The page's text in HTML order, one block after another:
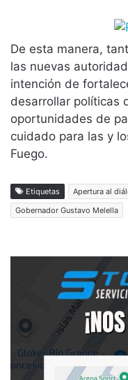
De esta manera,
las nuevas
intención de
desarrollar políticas
oportunidades de
cuidado para las y
Fuego.
Etiquetas
Apertura al
Gobernador Gustavo Melella